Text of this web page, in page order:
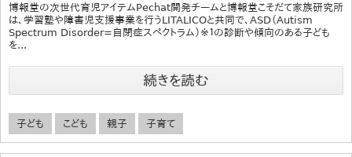
博報堂の次世代育児アイテムPechat開発チームと博報堂こそだて家族研究所
は、学習塾や障害児支援事業を行うLITALICOと共同で、ASD（Autism
Spectrum Disorder=自閉症スペクトラム）※１の診断や傾向のある子ども
を...
続きを読む
子ども こども 親子 子育て